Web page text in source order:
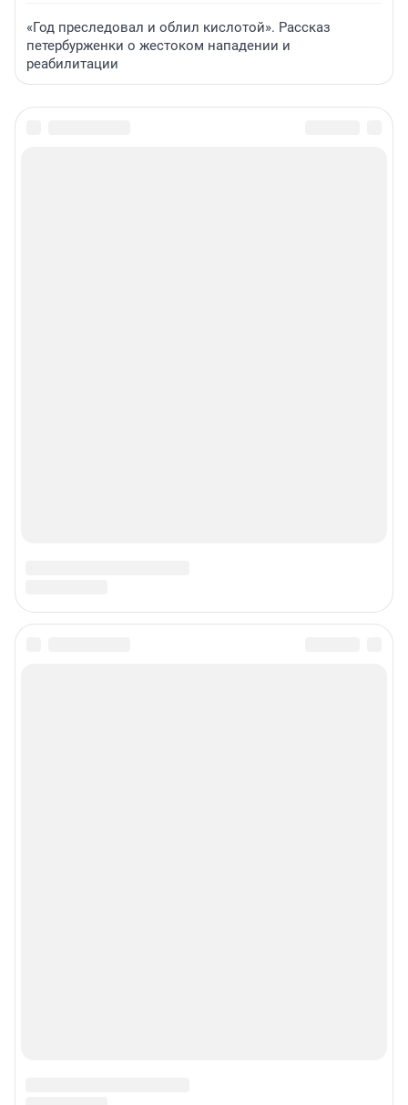
«Год преследовал и облил кислотой». Рассказ
петербурженки о жестоком нападении и
реабилитации